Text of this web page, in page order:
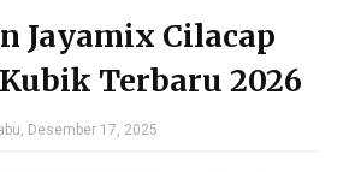
Jayamix Cilacap
Terbaru 2026
Desember 17, 2025